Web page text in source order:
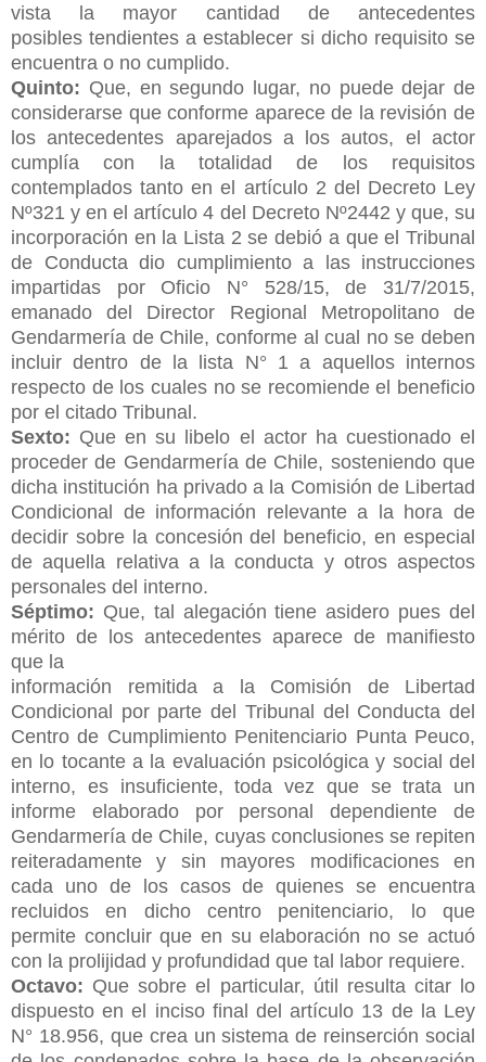
vista la mayor cantidad de antecedentes
posiblestendientes a establecer si dicho requisito se
encuentra o no cumplido.
Quinto: Que, en segundo lugar, no puede dejar de
considerarse que conforme aparece de la revisión de
los antecedentes aparejados a los autos, el actor
cumplía con la totalidad de los requisitos
contemplados tanto en el artículo 2 del Decreto Ley
Nº321 y en el artículo 4 del Decreto Nº2442 y que, su
incorporación en la Lista 2 se debió a que el Tribunal
de Conducta dio cumplimiento a las instrucciones
impartidas por Oficio N° 528/15, de 31/7/2015,
emanado del Director Regional Metropolitano de
Gendarmería de Chile, conforme al cual no se deben
incluir dentro de la lista N° 1 a aquellos internos
respecto de los cuales no se recomiende el beneficio
por el citado Tribunal.
Sexto: Que en su libelo el actor ha cuestionado el
proceder de Gendarmería de Chile, sosteniendo que
dicha institución ha privado a la Comisión de Libertad
Condicional de información relevante a la hora de
decidir sobre la concesión del beneficio, en especial
de aquella relativa a la conducta y otros aspectos
personales del interno.
Séptimo: Que, tal alegación tiene asidero pues del
mérito de los antecedentes aparece de manifiesto
que la
información remitida a la Comisión de Libertad
Condicional por parte del Tribunal del Conducta del
Centro de Cumplimiento Penitenciario Punta Peuco,
en lo tocante a la evaluación psicológica y social del
interno, es insuficiente, toda vez que se trata un
informe elaborado por personal dependiente de
Gendarmería de Chile, cuyas conclusiones se repiten
reiteradamente y sin mayores modificaciones en
cada uno de los casos de quienes se encuentra
recluidos en dicho centro penitenciario, lo que
permite concluir que en su elaboración no se actuó
con la prolijidad y profundidad que tal labor requiere.
Octavo: Que sobre el particular, útil resulta citar lo
dispuesto en el inciso final del artículo 13 de la Ley
N° 18.956, que crea un sistema de reinserción social